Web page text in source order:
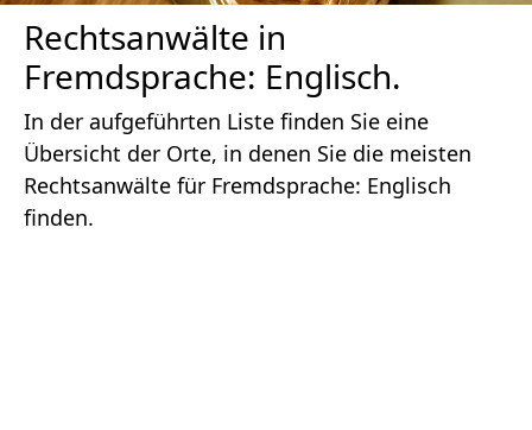
Rechtsanwälte in
Fremdsprache: Englisch.
In der aufgeführten Liste finden Sie eine
Übersicht der Orte, in denen Sie die meisten
Rechtsanwälte für Fremdsprache: Englisch
finden.